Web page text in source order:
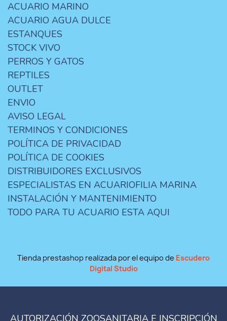
ACUARIO MARINO
ACUARIO AGUA DULCE
ESTANQUES
STOCK VIVO
PERROS Y GATOS
REPTILES
OUTLET
ENVIO
AVISO LEGAL
TERMINOS Y CONDICIONES
POLÍTICA DE PRIVACIDAD
POLÍTICA DE COOKIES
DISTRIBUIDORES EXCLUSIVOS
ESPECIALISTAS EN ACUARIOFILIA MARINA
INSTALACIÓN Y MANTENIMIENTO
TODO PARA TU ACUARIO ESTA AQUI
Tienda prestashop realizada por el equipo de Escudero
Digital Studio
AUTORIZACIÓN ZOOSANITARIA E INSCRIPCIÓN